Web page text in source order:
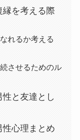
縁を考える際
れるか考える
させるためのル
と友達とし
性心理まとめ